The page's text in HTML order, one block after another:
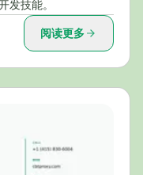
发技能。
阅读更多